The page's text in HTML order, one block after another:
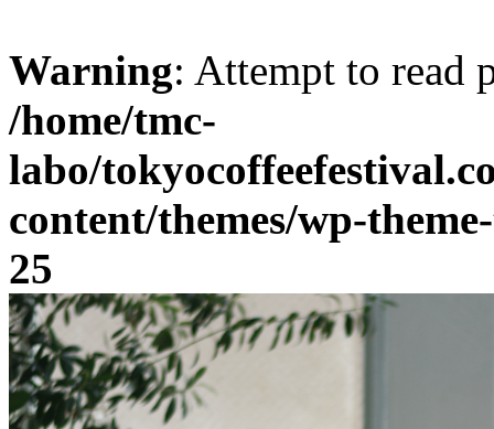
Warning: Attempt to
/home/tmc-
labo/
content/themes/wp-
25